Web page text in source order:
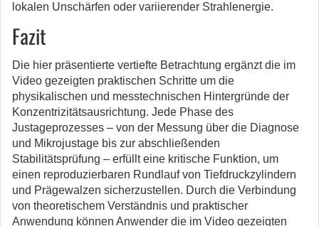
lokalen Unschärfen oder variierender Strahlenergie.
Fazit
Die hier präsentierte vertiefte Betrachtung ergänzt die im
Video gezeigten praktischen Schritte um die
physikalischen und messtechnischen Hintergründe der
Konzentrizitätsausrichtung. Jede Phase des
Justageprozesses – von der Messung über die Diagnose
und Mikrojustage bis zur abschließenden
Stabilitätsprüfung – erfüllt eine kritische Funktion, um
einen reproduzierbaren Rundlauf von Tiefdruckzylindern
und Prägewalzen sicherzustellen. Durch die Verbindung
von theoretischem Verständnis und praktischer
Anwendung können Anwender die im Video gezeigten